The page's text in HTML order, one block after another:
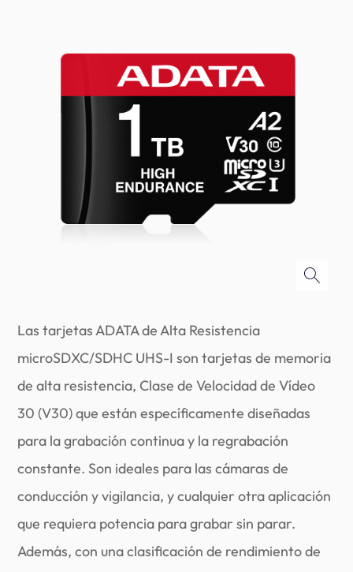
Las tarjetas ADATA de Alta Resistencia
microSDXC/SDHC UHS-I son tarjetas de memoria
de alta resistencia, Clase de Velocidad de Vídeo
30 (V30) que están específicamente diseñadas
para la grabación continua y la regrabación
constante. Son ideales para las cámaras de
conducción y vigilancia, y cualquier otra aplicación
que requiera potencia para grabar sin parar.
Además, con una clasificación de rendimiento de